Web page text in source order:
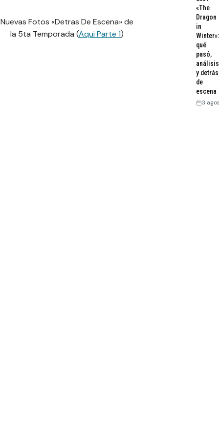
Nuevas Fotos «Detras De Escena» de
la 5ta Temporada (Aqui Parte 1)
«The
Dragon
in
Winter»:
qué
pasó,
análisis
y detrás
de
escena
3